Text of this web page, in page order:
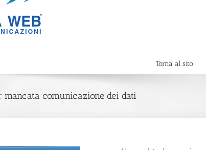
Torna al sito
mancata comunicazione dei dati